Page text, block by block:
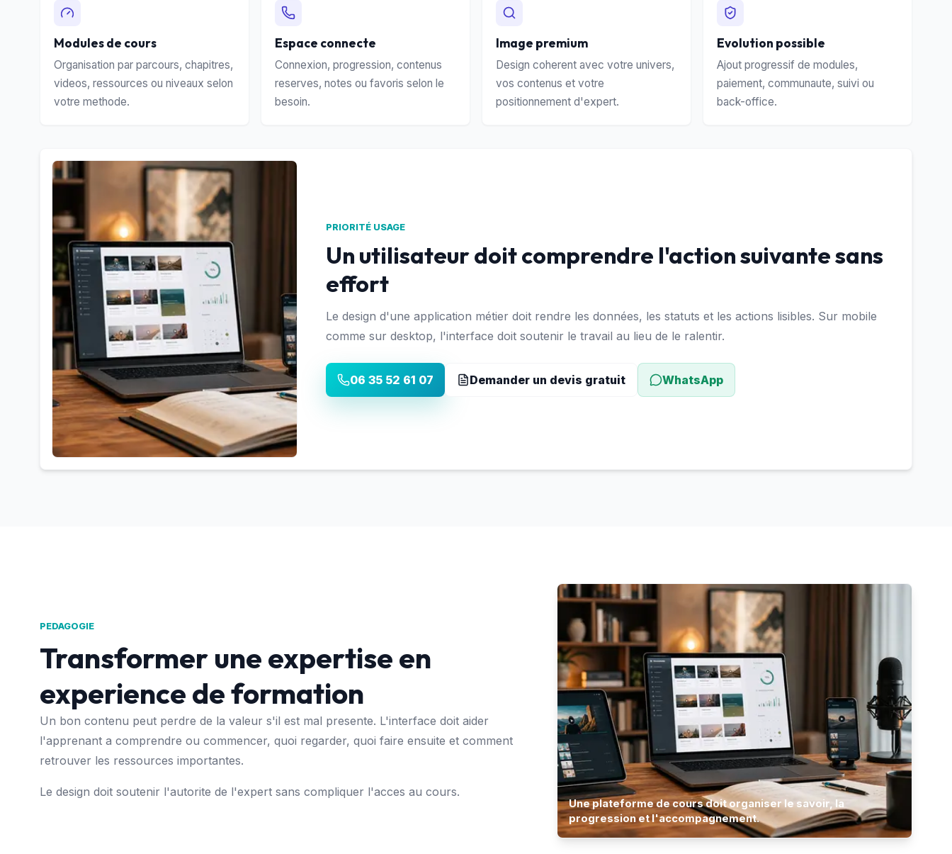
Modules de cours
Organisation par parcours, chapitres,
videos, ressources ou niveaux selon
votre methode.
Espace connecte
Connexion, progression, contenus
reserves, notes ou favoris selon le
besoin.
Image premium
Design coherent avec votre univers,
vos contenus et votre
positionnement d'expert.
Evolution possible
Ajout progressif de modules,
paiement, communaute, suivi ou
back-office.
PRIORITÉ USAGE
Un utilisateur doit comprendre l'action suivante sans
effort
Le design d'une application métier doit rendre les données, les statuts et les actions lisibles. Sur mobile
comme sur desktop, l'interface doit soutenir le travail au lieu de le ralentir.
06 35 52 61 07 Demander un devis gratuit WhatsApp
PEDAGOGIE
Transformer une expertise en
experience de formation
Un bon contenu peut perdre de la valeur s'il est mal presente. L'interface doit aider
l'apprenant a comprendre ou commencer, quoi regarder, quoi faire ensuite et comment
retrouver les ressources importantes.
Le design doit soutenir l'autorite de l'expert sans compliquer l'acces au cours.
Une plateforme de cours doit organiser le savoir, la
progression et l'accompagnement.